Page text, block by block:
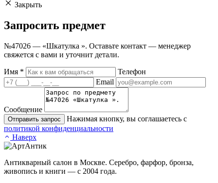
Закрыть
Запросить предмет
№47026 — «Шкатулка ». Оставьте контакт — менеджер
свяжется с вами и уточнит детали.
Имя *
Телефон
Email
Сообщение
Отправить запрос
Нажимая кнопку, вы соглашаетесь с
политикой конфиденциальности
Наверх
Антикварный салон в Москве. Серебро, фарфор, бронза,
живопись и книги — с 2004 года.